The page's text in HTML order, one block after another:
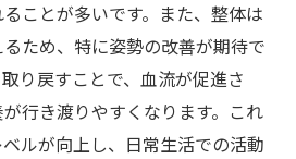
ことが多いです。また、整体は
ため、特に姿勢の改善が期待で
り戻すことで、血流が促進さ
行き渡りやすくなります。これ
ルが向上し、日常生活での活動